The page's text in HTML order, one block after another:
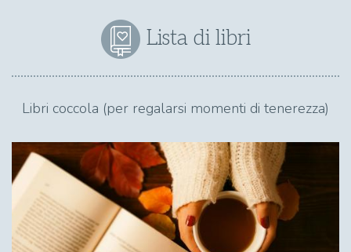
Lista di libri
Libri coccola (per regalarsi momenti di tenerezza)